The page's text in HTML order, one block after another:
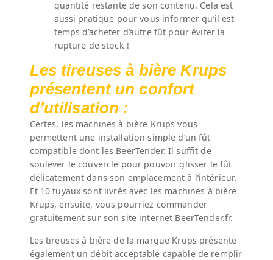
quantité restante de son contenu. Cela est
aussi pratique pour vous informer qu’il est
temps d’acheter d’autre fût pour éviter la
rupture de stock !
Les tireuses à bière Krups
présentent un confort
d’utilisation :
Certes, les machines à bière Krups vous
permettent une installation simple d’un fût
compatible dont les BeerTender. Il suffit de
soulever le couvercle pour pouvoir glisser le fût
délicatement dans son emplacement à l’intérieur.
Et 10 tuyaux sont livrés avec les machines à bière
Krups, ensuite, vous pourriez commander
gratuitement sur son site internet BeerTender.fr.
Les tireuses à bière de la marque Krups présente
également un débit acceptable capable de remplir